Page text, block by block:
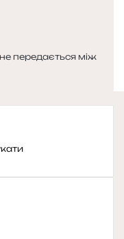
передається між